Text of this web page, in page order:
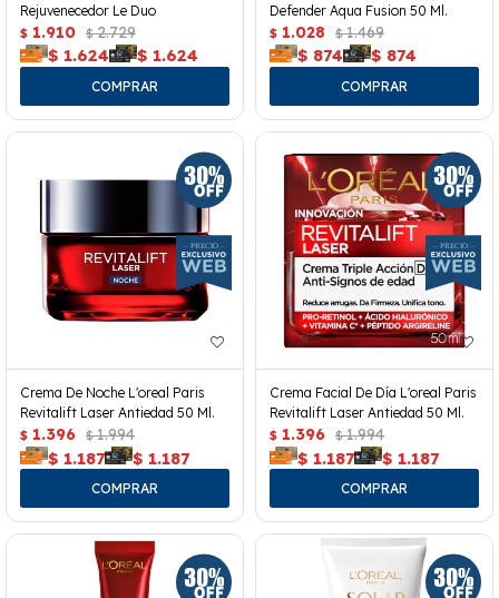
Rejuvenecedor Le Duo
$ 1.910 $ 2.729
$ 1.624 $ 1.624
Defender Aqua Fusion 50 Ml.
$ 1.028 $ 1.469
$ 874 $ 874
Crema De Noche L'oreal Paris
Revitalift Laser Antiedad 50 Ml.
$ 1.396 $ 1.994
$ 1.187 $ 1.187
Crema Facial De Día L'oreal Paris
Revitalift Laser Antiedad 50 Ml.
$ 1.396 $ 1.994
$ 1.187 $ 1.187